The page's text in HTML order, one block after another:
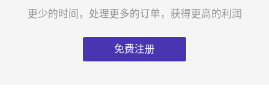
更少的时间，处理更多的订单，获得更高的利润
免费注册